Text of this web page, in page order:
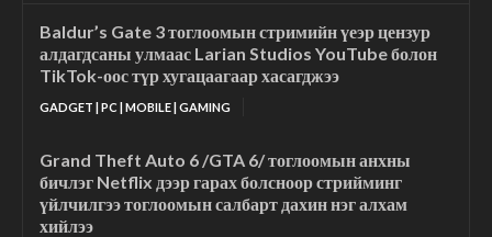
Baldur’s Gate 3 тоглоомын стримийн үеэр цензур
алдагдсаны улмаас Larian Studios YouTube болон
TikTok-оос түр хугацаагаар хасагджээ
GADGET | PC | MOBILE | GAMING
Grand Theft Auto 6 /GTA 6/ тоглоомын анхны
бичлэг Netflix дээр гарах болсноор стрийминг
үйлчилгээ тоглоомын салбарт дахин нэг алхам
хийлээ